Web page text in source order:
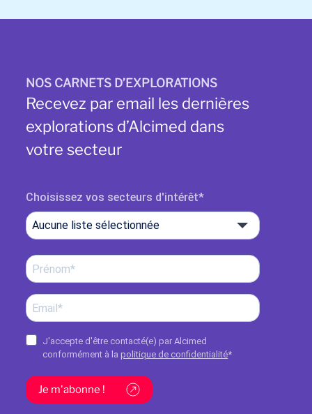
NOS CARNETS D’EXPLORATIONS
Recevez par email les dernières
explorations d’Alcimed dans
votre secteur
Choisissez vos secteurs d'intérêt
Aucune liste sélectionnée
J'accepte d'être contacté(e) par Alcimed
conformément à la politique de confidentialité*
Je m'abonne !